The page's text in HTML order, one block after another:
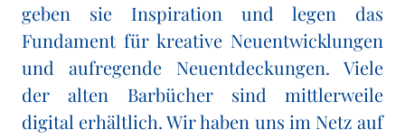
geben sie Inspiration und legen das
Fundament für kreative Neuentwicklungen
und aufregende Neuentdeckungen. Viele
der alten Barbücher sind mittlerweile
digital erhältlich. Wir haben uns im Netz auf